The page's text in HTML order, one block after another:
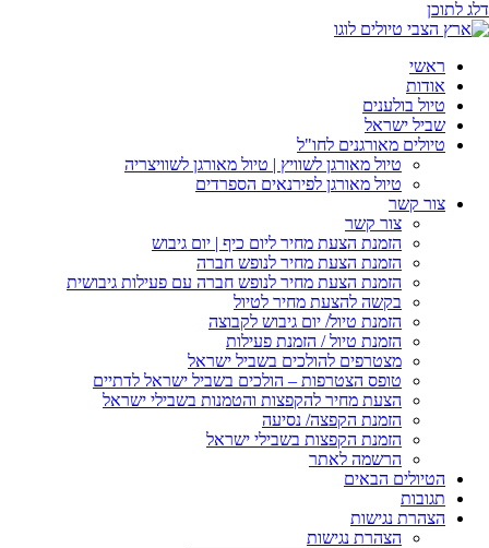
דלג לתוכן
ראשי
אודות
טיול בולענים
שביל ישראל
טיולים מאורגנים לחו"ל
טיול מאורגן לשוויץ | טיול מאורגן לשוויצריה
טיול מאורגן לפירנאים הספרדים
צור קשר
צור קשר
הזמנת הצעת מחיר ליום כיף | יום גיבוש
הזמנת הצעת מחיר לנופש חברה
הזמנת הצעת מחיר לנופש חברה עם פעילות גיבושית
בקשה להצעת מחיר לטיול
הזמנת טיול/ יום גיבוש לקבוצה
הזמנת טיול / הזמנת פעילות
מצטרפים להולכים בשביל ישראל
טופס הצטרפות – הולכים בשביל ישראל לדתיים
הצעת מחיר להקפצות והטמנות בשבילי ישראל
הזמנת הקפצה/ נסיעה
הזמנת הקפצות בשבילי ישראל
הרשמה לאתר
הטיולים הבאים
תגובות
הצהרת נגישות
הצהרת נגישות